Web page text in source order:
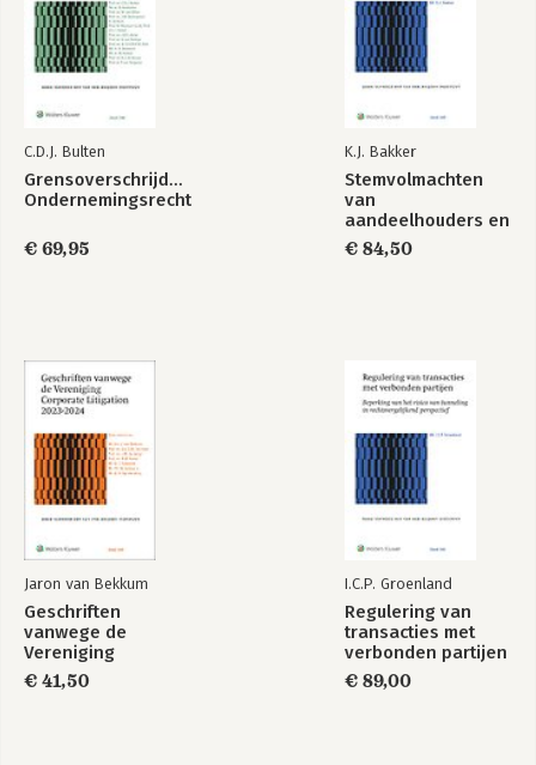
C.D.J. Bulten
Grensoverschrijdend
Ondernemingsrecht
€ 69,95
K.J. Bakker
Stemvolmachten
van
aandeelhouders en
leden
€ 84,50
Jaron van Bekkum
Geschriften
vanwege de
Vereniging
Corporate Litigation
2023-2024
€ 41,50
I.C.P. Groenland
Regulering van
transacties met
verbonden partijen
€ 89,00